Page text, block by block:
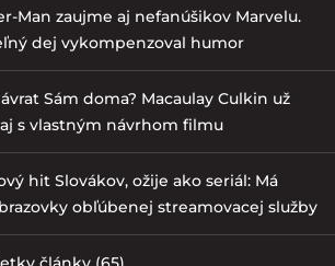
Man zaujme aj nefanúšikov Marvelu.
dej vykompenzoval humor
Sám doma? Macaulay Culkin už
s vlastným návrhom filmu
hit Slovákov, ožije ako seriál: Má
obľúbenej streamovacej služby